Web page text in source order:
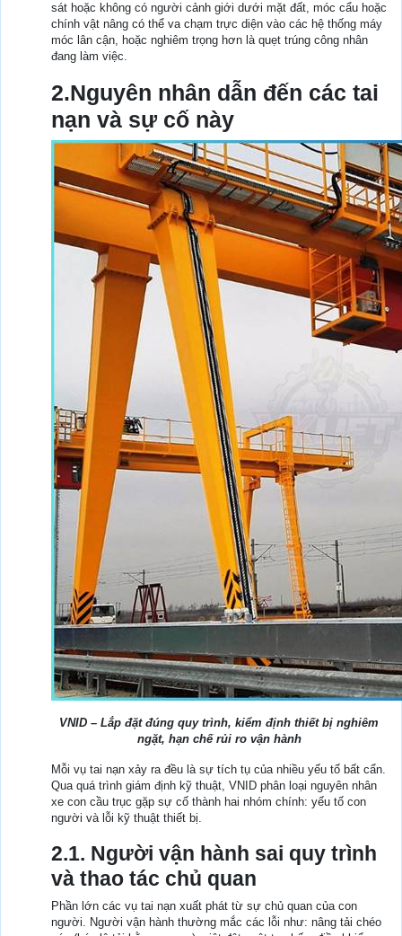
sát hoặc không có người cảnh giới dưới mặt đất, móc cẩu hoặc
chính vật nâng có thể va chạm trực diện vào các hệ thống máy
móc lân cận, hoặc nghiêm trọng hơn là quẹt trúng công nhân
đang làm việc.
2.Nguyên nhân dẫn đến các tai
nạn và sự cố này
VNID – Lắp đặt đúng quy trình, kiểm định thiết bị nghiêm
ngặt, hạn chế rủi ro vận hành
Mỗi vụ tai nạn xảy ra đều là sự tích tụ của nhiều yếu tố bất cẩn.
Qua quá trình giám định kỹ thuật, VNID phân loại nguyên nhân
xe con cầu trục gặp sự cố thành hai nhóm chính: yếu tố con
người và lỗi kỹ thuật thiết bị.
2.1. Người vận hành sai quy trình
và thao tác chủ quan
Phần lớn các vụ tai nạn xuất phát từ sự chủ quan của con
người. Người vận hành thường mắc các lỗi như: nâng tải chéo